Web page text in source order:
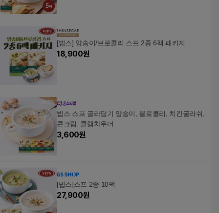
[빕스] 양송이/브로콜리 스프 2종 6팩 패키지
18,900원
빕스 스프 골라담기 양송이, 블로콜리, 치킨굴라쉬,
콘크림, 클램차우더
3,600원
[빕스]스프 2종 10팩
27,900원